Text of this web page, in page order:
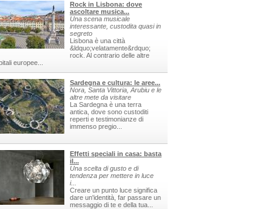
Rock in Lisbona: dove
ascoltare musica...
Una scena musicale
interessante, custodita quasi in
segreto
Lisbona è una città
&ldquo;velatamente&rdquo;
rock. Al contrario delle altre
europee...
Sardegna e cultura: le aree...
Nora, Santa Vittoria, Arubiu e le
altre mete da visitare
La Sardegna è una terra
antica, dove sono custoditi
reperti e testimonianze di
immenso pregio...
Effetti speciali in casa: basta
il...
Una scelta di gusto e di
tendenza per mettere in luce
i...
Creare un punto luce significa
dare un'identità, far passare un
messaggio di te e della tua...